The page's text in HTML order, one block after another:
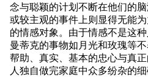
念与聪颖的计划不断在他们的
或较主观的事件上则显得无能
的情感对象。由于情感不是这
曼蒂克的事物如月光和玫瑰等
帮助、真实、基本的忠心与真
人独自做完家庭中众多纷杂的